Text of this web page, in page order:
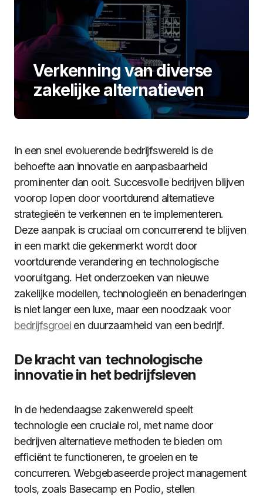
Verkenning van diverse
zakelijke alternatieven
In een snel evoluerende bedrijfswereld is de
behoefte aan innovatie en aanpasbaarheid
prominenter dan ooit. Succesvolle bedrijven blijven
voorop lopen door voortdurend alternatieve
strategieën te verkennen en te implementeren.
Deze aanpak is cruciaal om concurrerend te blijven
in een markt die gekenmerkt wordt door
voortdurende verandering en technologische
vooruitgang. Het onderzoeken van nieuwe
zakelijke modellen, technologieën en benaderingen
is niet langer een luxe, maar een noodzaak voor
bedrijfsgroeien duurzaamheid van een bedrijf.
De kracht van technologische
innovatie in het bedrijfsleven
In de hedendaagse zakenwereld speelt
technologie een cruciale rol, met name door
bedrijven alternatieve methoden te bieden om
efficiënt te functioneren, te groeien en te
concurreren. Webgebaseerde project management
tools, zoals Basecamp en Podio, stellen